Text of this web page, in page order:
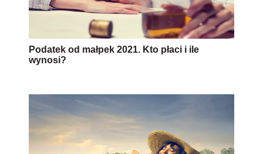
Podatek od małpek 2021. Kto płaci i ile
wynosi?